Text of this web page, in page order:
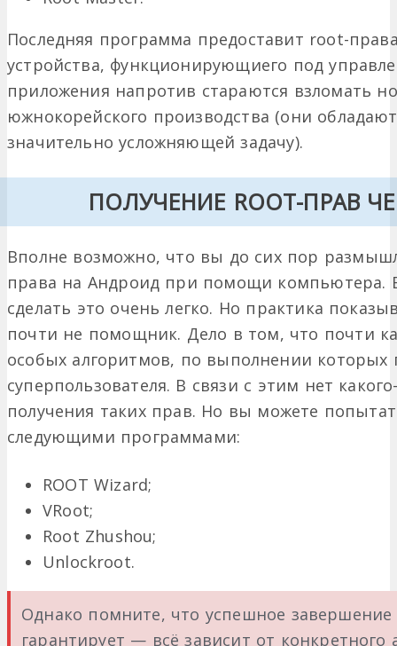
Последняя программа предоставит root-
устройства, функционирующиего под
приложения напротив стараются взломать
южнокорейского производства (они
значительно усложняющей задачу).
ПОЛУЧЕНИЕ ROOT-ПРАВ
Вполне возможно, что вы до сих пор
права на Андроид при помощи компьютера.
сделать это очень легко. Но практика
почти не помощник. Дело в том, что почти
особых алгоритмов, по выполнении которых
суперпользователя. В связи с этим нет
получения таких прав. Но вы можете
следующими программами:
ROOT Wizard;
VRoot;
Root Zhushou;
Unlockroot.
Однако помните, что успешное
гарантирует — всё зависит от конкретного